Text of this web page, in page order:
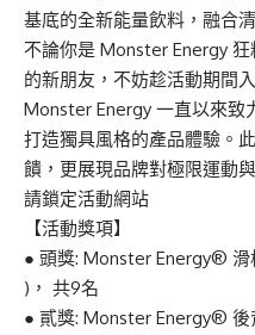
基底的全新能量飲料，融合
不論你是 Monster Energy
的新朋友，不妨趁活動期間
Monster Energy 一直以來致
打造獨具風格的產品體驗。
饋，更展現品牌對極限運動
請鎖定活動網站
【活動獎項】
● 頭獎: Monster Energy® 滑
)， 共9名
● 貳獎: Monster Energy®